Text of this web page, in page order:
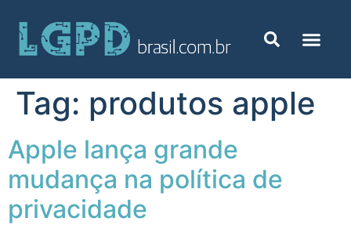
Tag: produtos apple
Apple lança grande
mudança na política de
privacidade